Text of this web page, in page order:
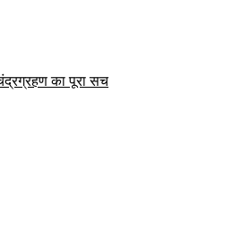
का पूरा सच